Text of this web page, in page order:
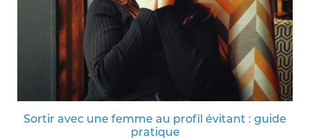
Sortir avec une femme au profil évitant : guide
pratique